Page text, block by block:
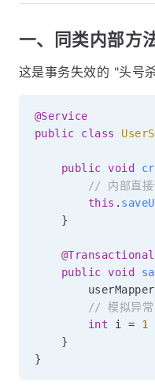
一、同类内部方
这是事务失效的 "头号
@Service
public
class
public void
// 内部直接
this .
}
@Transactional
public void
        userMapper
// 模拟异常
int i = 1
}
}